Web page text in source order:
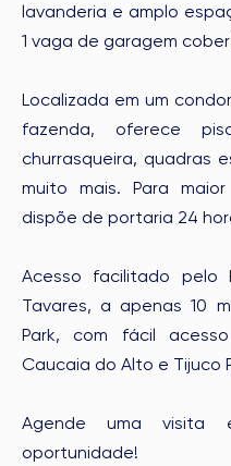
lavanderia e amplo
1 vaga de garagem
Localizada em um
fazenda, oferece
churrasqueira, quadras
muito mais. Para
dispõe de portaria 24
Acesso facilitado pelo
Tavares, a apenas 10
Park, com fácil
Caucaia do Alto e Tijuco
Agende uma visita
oportunidade!